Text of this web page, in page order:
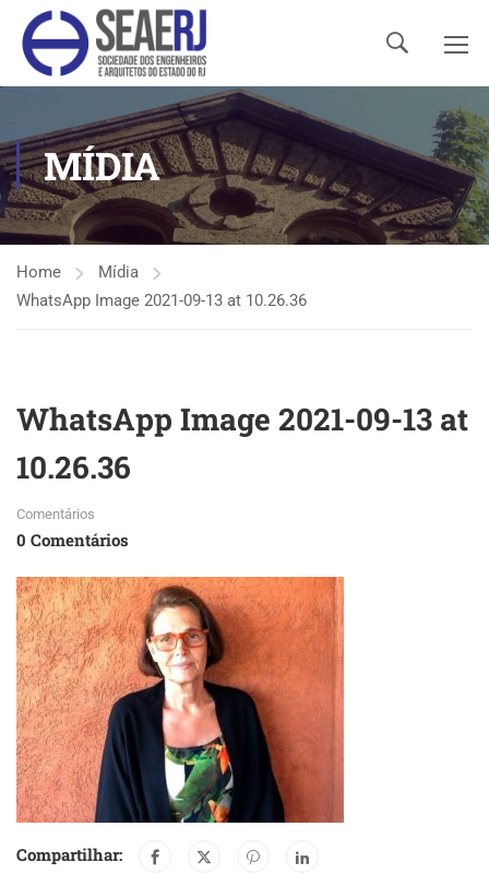
MÍDIA
Home
Mídia
WhatsApp Image 2021-09-13 at 10.26.36
WhatsApp Image 2021-09-13 at
10.26.36
Comentários
0 Comentários
Compartilhar: